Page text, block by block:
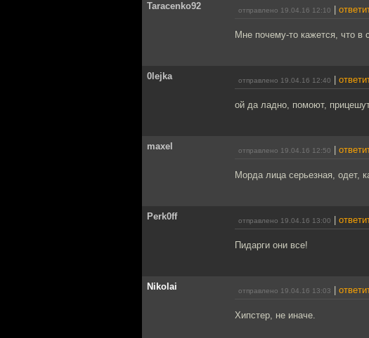
Taracenko92 отправлено 19.04.16 12:10
Мне почему-то кажется, что
0lejka отправлено 19.04.16 12:40
ой да ладно, помоют,
maxel отправлено 19.04.16 12:50
Морда лица серьезная, одет,
Perk0ff отправлено 19.04.16 13:00
Пидарги они все!
Nikolai отправлено 19.04.16 13:03
Хипстер, не иначе.